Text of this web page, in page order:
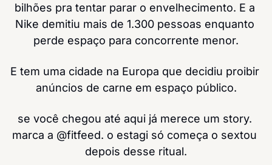
bilhões pra tentar parar o envelhecimento. E a
Nike demitiu mais de 1.300 pessoas enquanto
perde espaço para concorrente menor.
E tem uma cidade na Europa que decidiu proibir
anúncios de carne em espaço público.
se você chegou até aqui já merece um story.
marca a @fitfeed. o estagi só começa o sextou
depois desse ritual.